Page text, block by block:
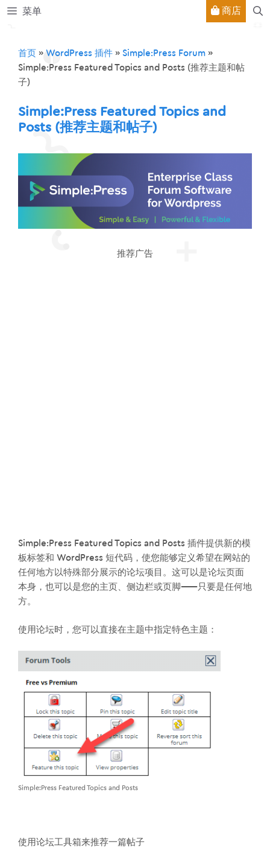
跳
菜单 商店
首页 » WordPress 插件 » Simple:Press Forum »
Simple:Press Featured Topics and Posts (推荐主题和帖
子)
Simple:Press Featured Topics and
Posts (推荐主题和帖子)
推荐广告
Simple:Press Featured Topics and Posts 插件提供新的模
板标签和 WordPress 短代码，使您能够定义希望在网站的
任何地方以特殊部分展示的论坛项目。这可以是论坛页面
本身，也可以是您的主页、侧边栏或页脚——只要是任何地
方。
使用论坛时，您可以直接在主题中指定特色主题：
Simple:Press Featured Topics and Posts
使用论坛工具箱来推荐一篇帖子